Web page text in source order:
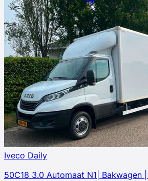
Iveco Daily
50C18 3.0 Automaat N1| Bakwagen